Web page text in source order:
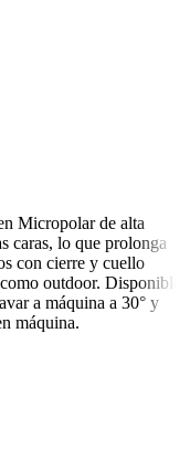
Micropolar de alta
caras, lo que prolonga
con cierre y cuello
outdoor. Disponible
a máquina a 30° y
máquina.